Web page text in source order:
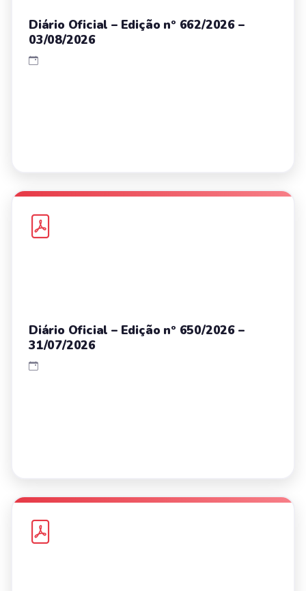
Diário Oficial – Edição nº 662/2026 –
03/08/2026
Diário Oficial – Edição nº 650/2026 –
31/07/2026